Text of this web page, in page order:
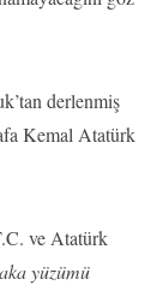
derlenmiş
Kemal Atatürk
ve Atatürk
yüzümü